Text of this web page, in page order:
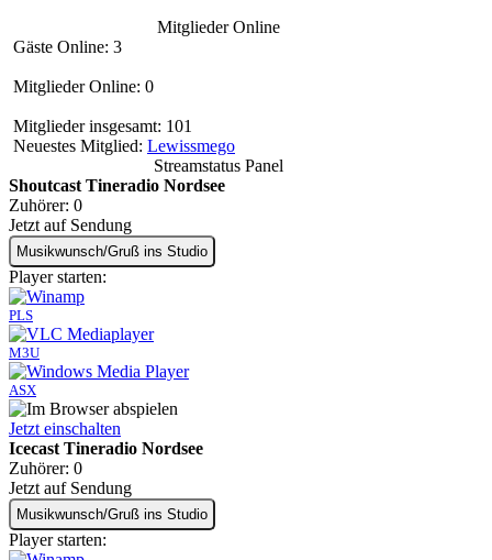
Mitglieder Online
Gäste Online: 3
Mitglieder Online: 0
Mitglieder insgesamt: 101
Neuestes Mitglied: Lewissmego
Streamstatus Panel
Shoutcast Tineradio Nordsee
Zuhörer: 0
Jetzt auf Sendung
Musikwunsch/Gruß ins Studio
Player starten:
PLS
M3U
ASX
Jetzt einschalten
Icecast Tineradio Nordsee
Zuhörer: 0
Jetzt auf Sendung
Musikwunsch/Gruß ins Studio
Player starten: